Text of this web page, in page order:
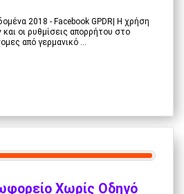
2018 - Facebook GPDR| Η χρήση
οι ρυθμίσεις απορρήτου στο
από γερμανικό ...
Χωρίς Οδηγό